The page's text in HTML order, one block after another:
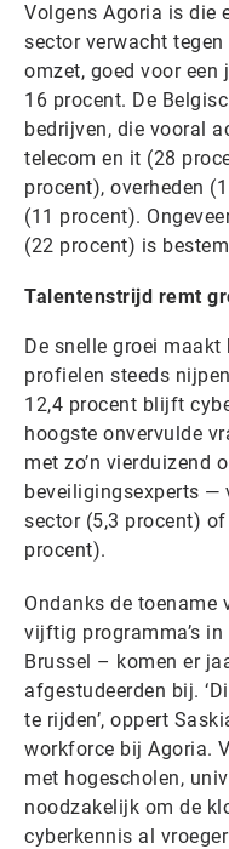
Volgens Agoria is die
sector verwacht
omzet, goed voor
16 procent. De
bedrijven, die vooral
telecom en it (28
procent), overheden
(11 procent).
(22 procent) is
Talentenstrijd remt
De snelle groei
profielen steeds
12,4 procent blijft
hoogste onvervulde
met zo’n vierduizend
beveiligingsexperts —
sector (5,3 procent)
procent).
Ondanks de toename
vijftig programma’s
Brussel – komen er
afgestudeerden bij.
te rijden’, oppert
workforce bij Agoria.
met hogescholen,
noodzakelijk om de
cyberkennis al